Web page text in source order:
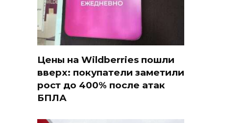
Цены на Wildberries пошли
вверх: покупатели заметили
рост до 400% после атак
БПЛА